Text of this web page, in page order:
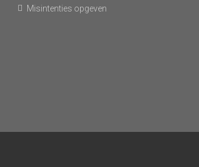
Misintenties opgeven